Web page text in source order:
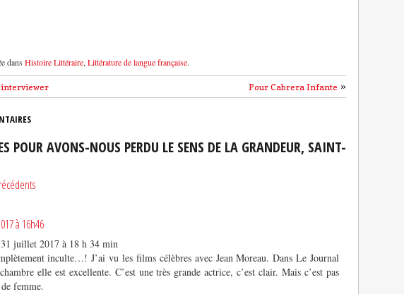
dans Histoire Littéraire, Littérature de langue française.
Pour Cabrera Infante »
POUR AVONS-NOUS PERDU LE SENS DE LA GRANDEUR, SAINT-
à 16h46
juillet 2017 à 18 h 34 min
inculte…! J’ai vu les films célèbres avec Jean Moreau. Dans Le Journal
elle est excellente. C’est une très grande actrice, c’est clair. Mais c’est pas
femme.